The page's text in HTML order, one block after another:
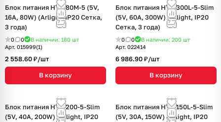
Блок питания HTS-80M-5 (5V,
16A, 80W) (Arlight, IP20 Сетка,
3 года)
0 0 В наличии: 180 шт
Арт. 015999(1)
2 558.60 ₽/шт
В корзину
Блок питания HTS-300L-5-Slim
(5V, 60A, 300W) (Arlight, IP20
Сетка, 3 года)
0 0 В наличии: 200 шт
Арт. 022414
6 986.90 ₽/шт
В корзину
Блок питания HTS-200-5-Slim
(5V, 40A, 200W) (Arlight, IP20
Блок питания HTS-150L-5-Slim
(5V, 30A, 150W) (Arlight, IP20